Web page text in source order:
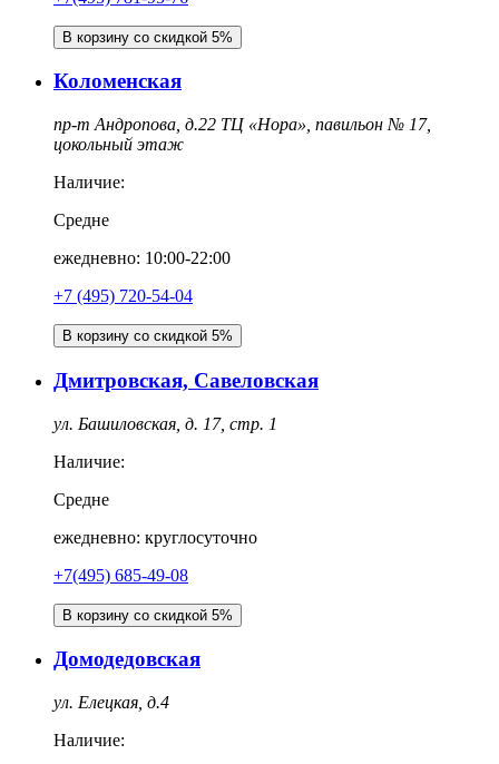
В корзину со скидкой 5%
Коломенская
пр-т Андропова, д.22 ТЦ «Нора», павильон № 17,
цокольный этаж
Наличие:
Средне
ежедневно: 10:00-22:00
‎+7 (495) 720-54-04
В корзину со скидкой 5%
Дмитровская, Савеловская
ул. Башиловская, д. 17, стр. 1
Наличие:
Средне
ежедневно: круглосуточно
+7(495) 685-49-08
В корзину со скидкой 5%
Домодедовская
ул. Елецкая, д.4
Наличие: